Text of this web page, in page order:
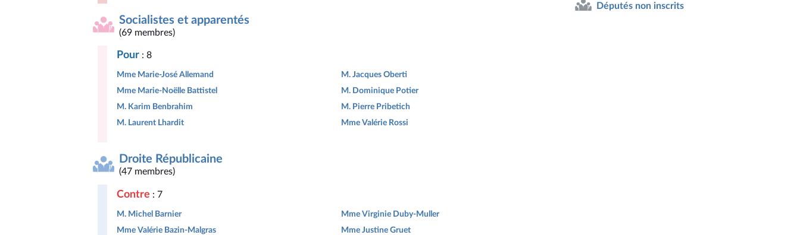
Socialistes et apparentés
(69 membres)
Pour : 8
Mme Marie-José Allemand
Mme Marie-Noëlle Battistel
M. Karim Benbrahim
M. Laurent Lhardit
M. Jacques Oberti
M. Dominique Potier
M. Pierre Pribetich
Mme Valérie Rossi
Droite Républicaine
(47 membres)
Contre : 7
M. Michel Barnier
Mme Valérie Bazin-Malgras
Mme Virginie Duby-Muller
Mme Justine Gruet
Députés non inscrits